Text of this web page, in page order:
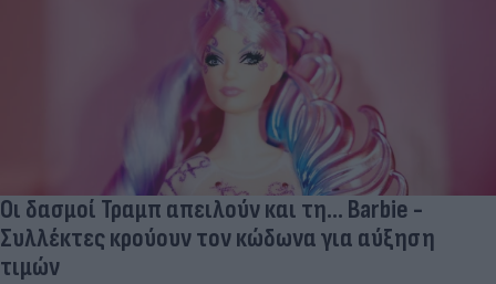
Οι δασμοί Τραμπ απειλούν και τη... Barbie -
Συλλέκτες κρούουν τον κώδωνα για αύξηση
τιμών